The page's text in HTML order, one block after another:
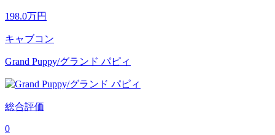
198.0万円
キャブコン
Grand Puppy/グランド パピィ
総合評価
0